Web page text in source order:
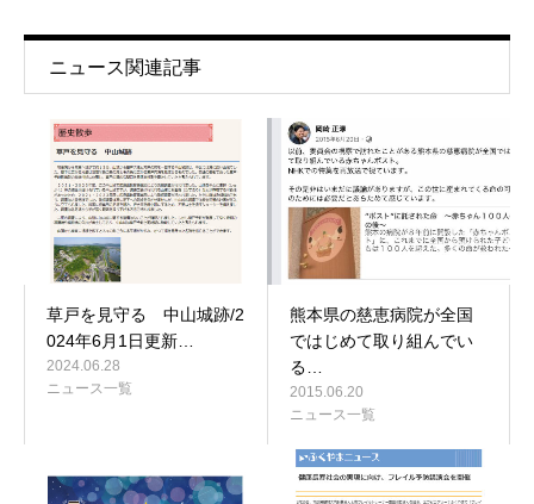
ニュース関連記事
草戸を見守る 中山城跡/2
024年6月1日更新…
2024.06.28
ニュース一覧
熊本県の慈恵病院が全国
ではじめて取り組んでい
る…
2015.06.20
ニュース一覧